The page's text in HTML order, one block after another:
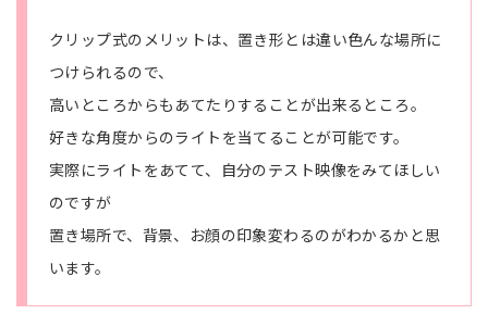
クリップ式のメリットは、置き形とは違い色んな場所に
つけられるので、
高いところからもあてたりすることが出来るところ。
好きな角度からのライトを当てることが可能です。
実際にライトをあてて、自分のテスト映像をみてほしい
のですが
置き場所で、背景、お顔の印象変わるのがわかるかと思
います。